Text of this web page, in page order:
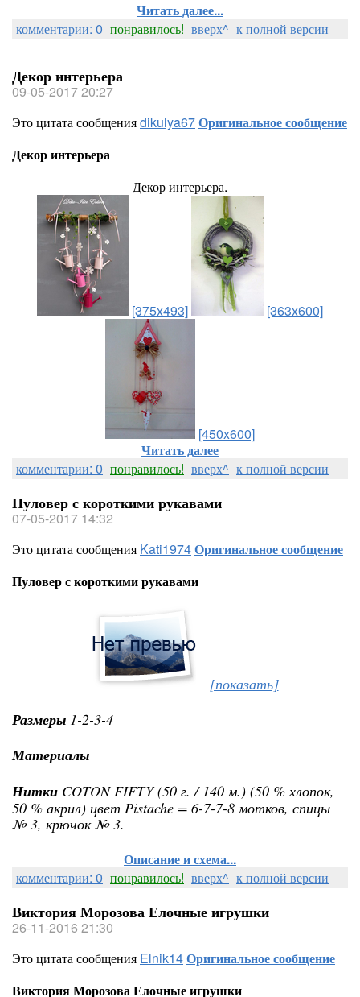
Читать далее...
комментарии: 0 понравилось! вверх^ к полной версии
Декор интерьера
09-05-2017 20:27
Это цитата сообщенияdikulya67Оригинальное сообщение
Декор интерьера
Декор интерьера.
[375x493] [363x600]
[450x600]
Читать далее
комментарии: 0 понравилось! вверх^ к полной версии
Пуловер с короткими рукавами
07-05-2017 14:32
Это цитата сообщения Kati1974Оригинальное сообщение
Пуловер с короткими рукавами
[показать]
Размеры 1-2-3-4
Материалы
Нитки COTON FIFTY (50 г. / 140 м.) (50 % хлопок,
50 % акрил) цвет Pistache = 6-7-7-8 мотков, спицы
№ 3, крючок № 3.
Описание и схема...
комментарии: 0 понравилось! вверх^ к полной версии
Виктория Морозова Елочные игрушки
26-11-2016 21:30
Это цитата сообщения Elnik14Оригинальное сообщение
Виктория Морозова Елочные игрушки